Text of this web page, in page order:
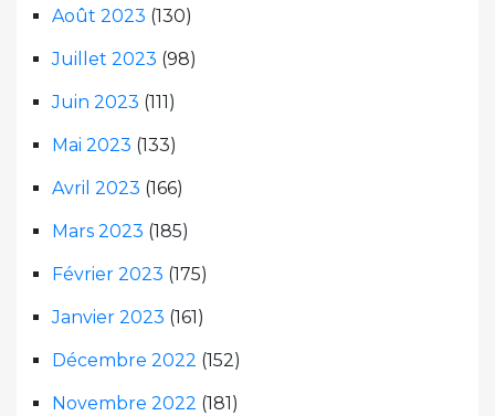
Août 2023 (130)
Juillet 2023 (98)
Juin 2023 (111)
Mai 2023 (133)
Avril 2023 (166)
Mars 2023 (185)
Février 2023 (175)
Janvier 2023 (161)
Décembre 2022 (152)
Novembre 2022 (181)